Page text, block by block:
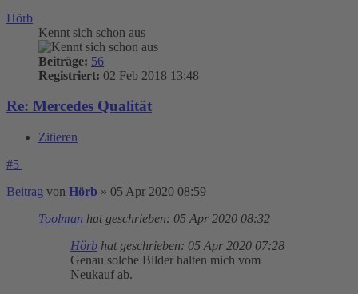
Hörb
Kennt sich schon aus
Beiträge: 56
Registriert: 02 Feb 2018 13:48
Re: Mercedes Qualität
Zitieren
#5
Beitrag von Hörb » 05 Apr 2020 08:59
Toolman hat geschrieben: 05 Apr 2020 08:32
Hörb hat geschrieben: 05 Apr 2020 07:28
Genau solche Bilder halten mich vom
Neukauf ab.